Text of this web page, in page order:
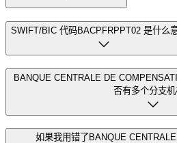
SWIFT/BIC 代码BACPFRPPT02 是什么意
BANQUE CENTRALE DE
否有多个分支机
如果我用错了BANQUE